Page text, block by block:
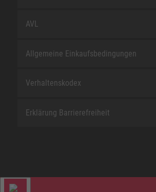
AVL
Allgemeine Einkaufsbedingungen
Verhaltenskodex
Erklärung Barrierefreiheit